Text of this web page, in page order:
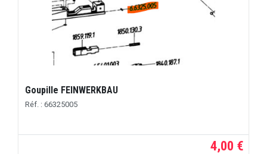
Goupille FEINWERKBAU
Réf. : 66325005
4,00 €